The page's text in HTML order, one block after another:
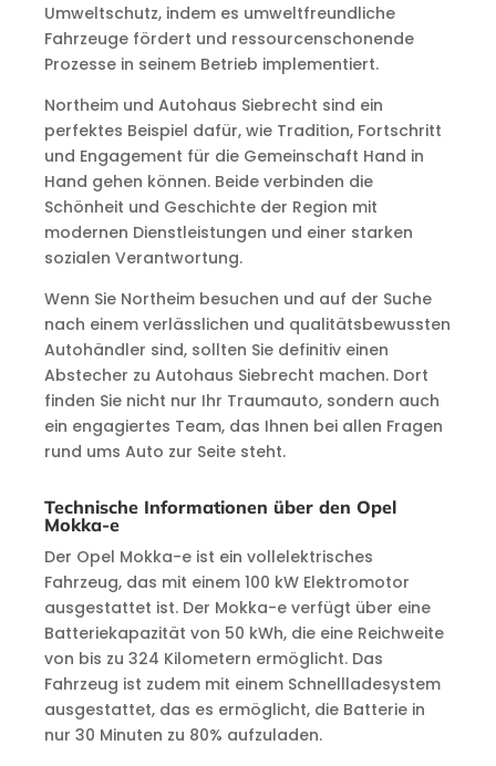
Umweltschutz, indem es umweltfreundliche
Fahrzeuge fördert und ressourcenschonende
Prozesse in seinem Betrieb implementiert.
Northeim und Autohaus Siebrecht sind ein
perfektes Beispiel dafür, wie Tradition, Fortschritt
und Engagement für die Gemeinschaft Hand in
Hand gehen können. Beide verbinden die
Schönheit und Geschichte der Region mit
modernen Dienstleistungen und einer starken
sozialen Verantwortung.
Wenn Sie Northeim besuchen und auf der Suche
nach einem verlässlichen und qualitätsbewussten
Autohändler sind, sollten Sie definitiv einen
Abstecher zu Autohaus Siebrecht machen. Dort
finden Sie nicht nur Ihr Traumauto, sondern auch
ein engagiertes Team, das Ihnen bei allen Fragen
rund ums Auto zur Seite steht.
Technische Informationen über den Opel
Mokka-e
Der Opel Mokka-e ist ein vollelektrisches
Fahrzeug, das mit einem 100 kW Elektromotor
ausgestattet ist. Der Mokka-e verfügt über eine
Batteriekapazität von 50 kWh, die eine Reichweite
von bis zu 324 Kilometern ermöglicht. Das
Fahrzeug ist zudem mit einem Schnellladesystem
ausgestattet, das es ermöglicht, die Batterie in
nur 30 Minuten zu 80% aufzuladen.